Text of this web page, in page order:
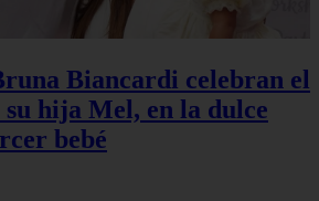
Biancardi celebran el
su hija Mel, en la dulce
bebé